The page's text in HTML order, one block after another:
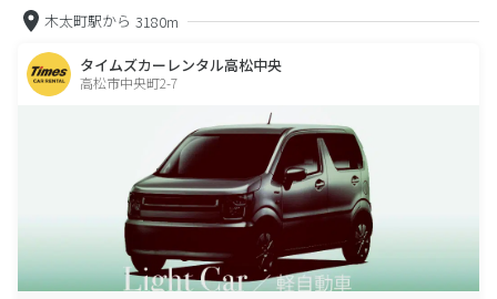
木太町駅から 3180m
タイムズカーレンタル高松中央
高松市中央町2-7